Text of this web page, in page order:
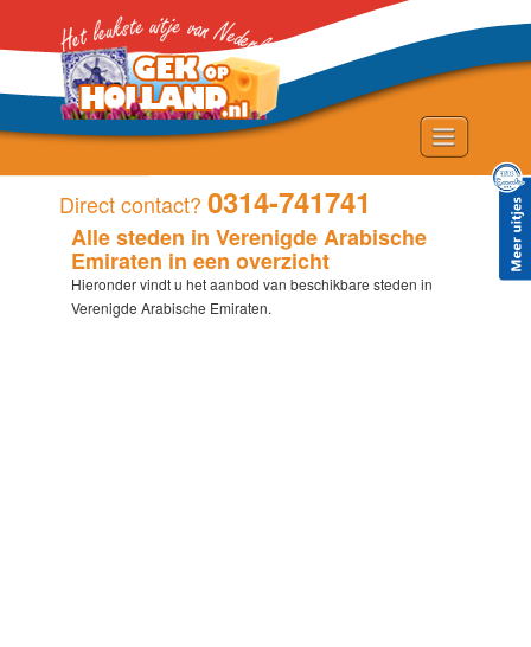
Alle steden in Verenigde Arabische
Emiraten in een overzicht
Hieronder vindt u het aanbod van beschikbare steden in
Verenigde Arabische Emiraten.
Direct contact? 0314-741741
Uitjes
Plaatsen
Gastenboek